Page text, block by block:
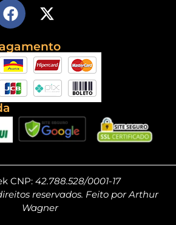
CNP: 42.788.528/0001-17
reservados. Feito por Arthur
Wagner